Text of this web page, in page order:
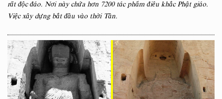
rất độc đáo. Nơi này chứa hơn 7200 tác phẩm điêu khắc Phật giáo.
Việc xây dựng bắt đầu vào thời Tần.